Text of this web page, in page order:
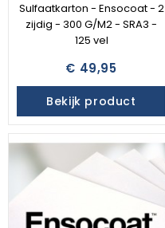
Sulfaatkarton - Ensocoat - 2
zijdig - 300 G/M2 - SRA3 -
125 vel
€ 49,95
Bekijk product